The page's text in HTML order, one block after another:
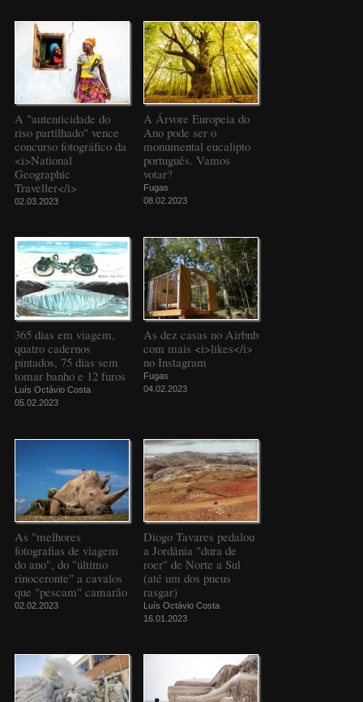
A "autenticidade do
riso partilhado" vence
concurso fotográfico da
<i>National
Geographic
Traveller</i>
02.03.2023
A Árvore Europeia do
Ano pode ser o
monumental eucalipto
português. Vamos
votar?
Fugas
08.02.2023
365 dias em viagem,
quatro cadernos
pintados, 75 dias sem
tomar banho e 12 furos
Luís Octávio Costa
05.02.2023
As dez casas no Airbnb
com mais <i>likes</i>
no Instagram
Fugas
04.02.2023
As "melhores
fotografias de viagem
do ano", do "último
rinoceronte" a cavalos
que "pescam" camarão
02.02.2023
Diogo Tavares pedalou
a Jordânia "dura de
roer" de Norte a Sul
(até um dos pneus
rasgar)
Luís Octávio Costa
16.01.2023